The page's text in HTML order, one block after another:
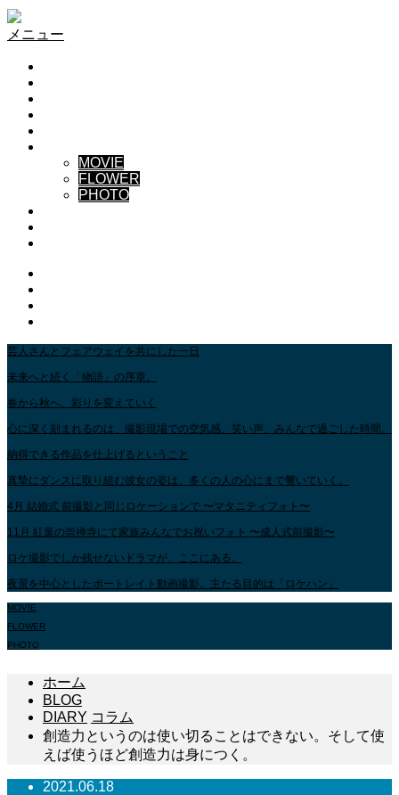
メニュー
MOVIE
FLOWER
PHOTO
芸人さんとフェアウェイを共にした一日
未来へと続く「物語」の序章。
春から秋へ、彩りを変えていく
心に深く刻まれるのは、撮影現場での空気感、笑い声、みんなで過ごした時間。
納得できる作品を仕上げるということ
真摯にダンスに取り組む彼女の姿は、多くの人の心にまで響いていく。
4月 結婚式 前撮影と同じロケーションで 〜マタニティフォト〜
11月 紅葉の崇禅寺にて家族みんなでお祝いフォト 〜成人式前撮影〜
ロケ撮影でしか残せないドラマが、ここにある。
夜景を中心としたポートレイト動画撮影。主たる目的は「ロケハン」
MOVIE
FLOWER
PHOTO
ホーム
BLOG
DIARY コラム
創造力というのは使い切ることはできない。そして使
えば使うほど創造力は身につく。
2021.06.18